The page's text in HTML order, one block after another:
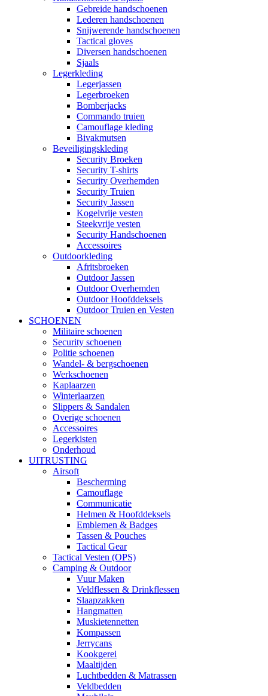
Gebreide handschoenen
Lederen handschoenen
Snijwerende handschoenen
Tactical gloves
Diversen handschoenen
Sjaals
Legerkleding
Legerjassen
Legerbroeken
Bomberjacks
Commando truien
Camouflage kleding
Bivakmutsen
Beveiligingskleding
Security Broeken
Security T-shirts
Security Overhemden
Security Truien
Security Jassen
Kogelvrije vesten
Steekvrije vesten
Security Handschoenen
Accessoires
Outdoorkleding
Afritsbroeken
Outdoor Jassen
Outdoor Overhemden
Outdoor Hoofddeksels
Outdoor Truien en Vesten
SCHOENEN
Militaire schoenen
Security schoenen
Politie schoenen
Wandel- & bergschoenen
Werkschoenen
Kaplaarzen
Winterlaarzen
Slippers & Sandalen
Overige schoenen
Accessoires
Legerkisten
Onderhoud
UITRUSTING
Airsoft
Bescherming
Camouflage
Communicatie
Helmen & Hoofddeksels
Emblemen & Badges
Tassen & Pouches
Tactical Gear
Tactical Vesten (OPS)
Camping & Outdoor
Vuur Maken
Veldflessen & Drinkflessen
Slaapzakken
Hangmatten
Muskietennetten
Kompassen
Jerrycans
Kookgerei
Maaltijden
Luchtbedden & Matrassen
Veldbedden